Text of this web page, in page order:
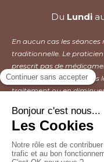
Du Lundi
En aucun cas les
traditionnelle. Le
prescrit pas de
mieux être, en aucun cas
traitement ou en